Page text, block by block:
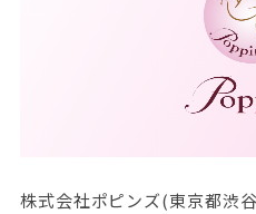
株式会社ポピンズ(東京都渋